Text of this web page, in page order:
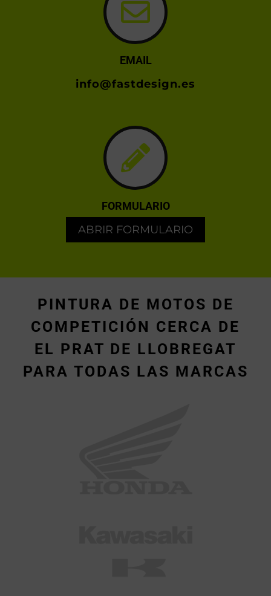
EMAIL
info@fastdesign.es
FORMULARIO
ABRIR FORMULARIO
PINTURA DE MOTOS DE
COMPETICIÓN CERCA DE
EL PRAT DE LLOBREGAT
PARA TODAS LAS MARCAS